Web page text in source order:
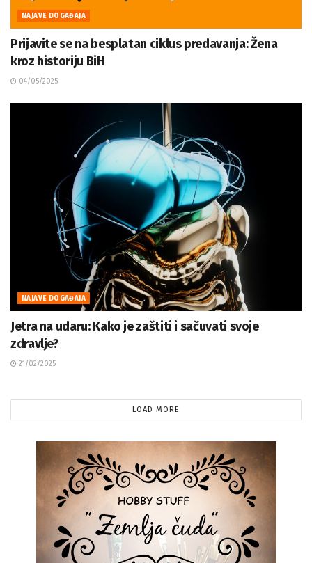
NAJAVE DOGAĐAJA
Prijavite se na besplatan ciklus predavanja: Žena
kroz historiju BiH
04/05/2025
NAJAVE DOGAĐAJA
Jetra na udaru: Kako je zaštiti i sačuvati svoje
zdravlje?
21/02/2025
LOAD MORE